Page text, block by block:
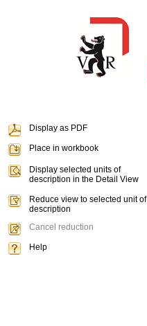
Display as PDF
Place in workbook
Display selected units of
description in the Detail View
Reduce view to selected unit of
description
Cancel reduction
Help